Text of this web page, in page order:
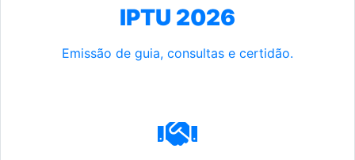
IPTU 2026
Emissão de guia, consultas e certidão.